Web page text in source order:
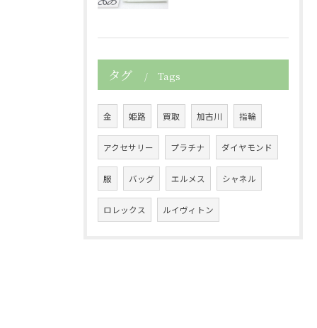
タグ Tags
金 姫路 買取 加古川 指輪
アクセサリー プラチナ ダイヤモンド
服 バッグ エルメス シャネル
ロレックス ルイヴィトン